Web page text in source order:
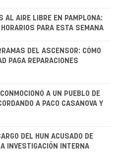
AL AIRE LIBRE EN PAMPLONA:
PARA ESTA SEMANA
DEL ASCENSOR: CÓMO
PAGA REPARACIONES
A UN PUEBLO DE
A PACO CASANOVA Y
DEL HUN ACUSADO DE
INVESTIGACIÓN INTERNA